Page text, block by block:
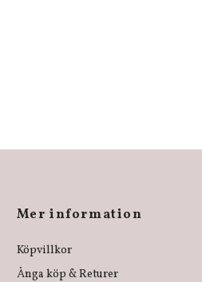
Mer information
Köpvillkor
Ånga köp & Returer